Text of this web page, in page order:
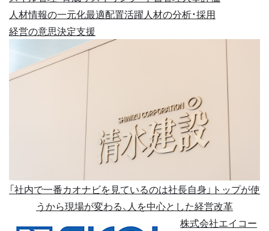
人材情報の一元化最適配置活躍人材の分析・採用
経営の意思決定支援
「社内で一番カオナビを見ているのは社長自身」トップが使
うから現場が変わる、人を中心とした経営改革
株式会社エイコー